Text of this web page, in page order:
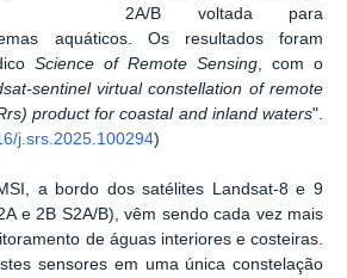
2A/B voltada para
aquáticos. Os resultados foram
Science of Remote Sensing, com o
sentinel virtual constellation of remote
product for coastal and inland waters".
j.srs.2025.100294)
a bordo dos satélites Landsat-8 e 9
e 2B S2A/B), vêm sendo cada vez mais
de águas interiores e costeiras.
sensores em uma única constelação